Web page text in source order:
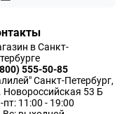
в Санкт-
555-50-85
Санкт-Петербург,
Новороссийская 53 Б
пт: 11:00 - 19:00